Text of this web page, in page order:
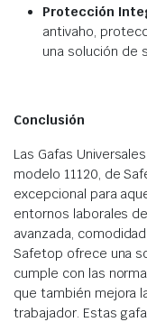
Protección
antivaho,
una solución de
Conclusión
Las Gafas
modelo 11120, de
excepcional para
entornos laborales
avanzada,
Safetop ofrece una
cumple con las
que también mejora
trabajador. Estas